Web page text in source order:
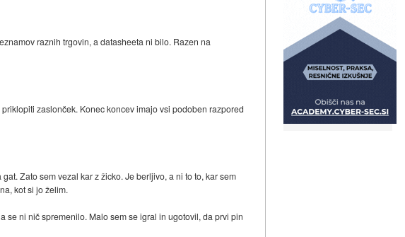
raznih trgovin, a datasheeta ni bilo. Razen na
zaslonček. Konec koncev imajo vsi podoben razpored
Zato sem vezal kar z žicko. Je berljivo, a ni to to, kar sem
kot si jo želim.
se ni nič spremenilo. Malo sem se igral in ugotovil, da prvi pin